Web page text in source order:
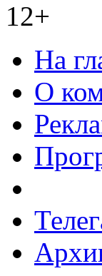
12+
На
О